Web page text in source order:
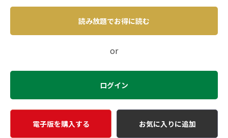
読み放題でお得に読む
or
ログイン
電子版を購入する お気に入りに追加